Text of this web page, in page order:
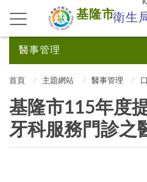
基隆市衛生
醫事管理
首頁 主題網站 醫事管理
基隆市115年度
牙科服務門診之